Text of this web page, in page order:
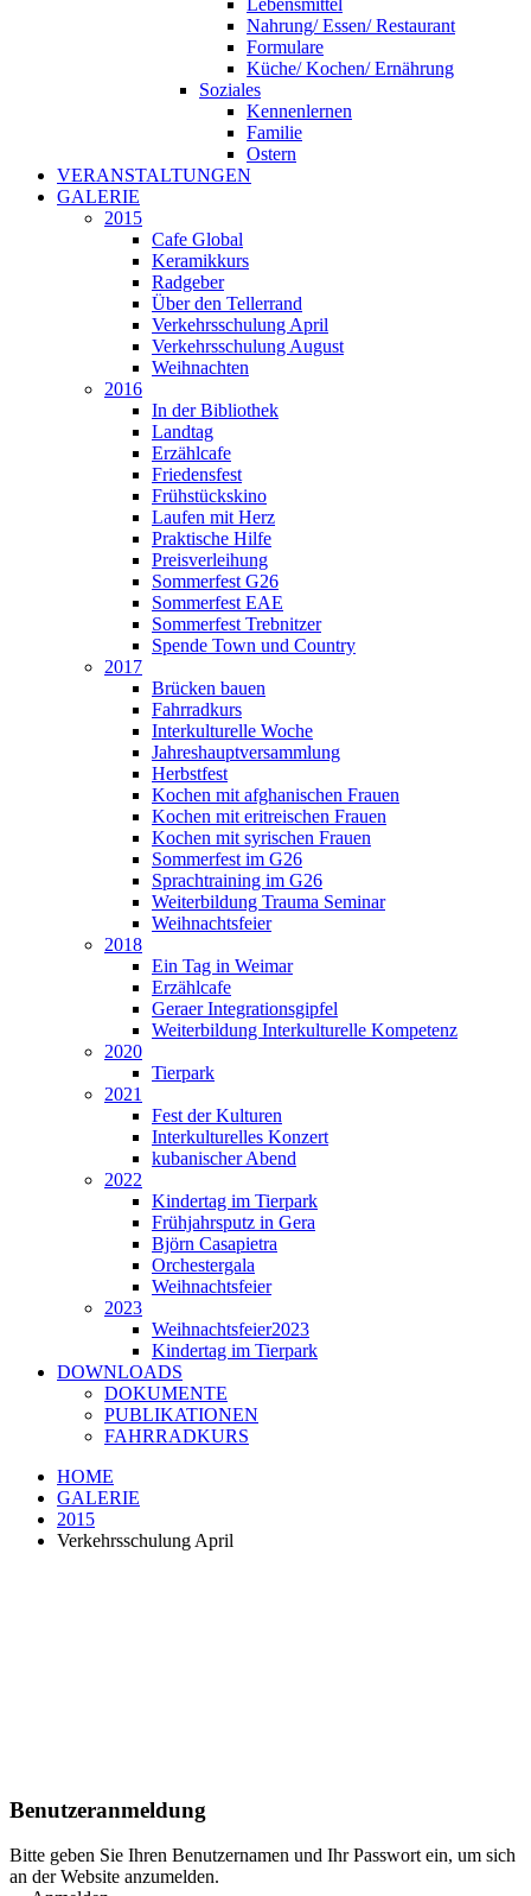
Lebensmittel
Nahrung/ Essen/ Restaurant
Formulare
Küche/ Kochen/ Ernährung
Soziales
Kennenlernen
Familie
Ostern
VERANSTALTUNGEN
GALERIE
2015
Cafe Global
Keramikkurs
Radgeber
Über den Tellerrand
Verkehrsschulung April
Verkehrsschulung August
Weihnachten
2016
In der Bibliothek
Landtag
Erzählcafe
Friedensfest
Frühstückskino
Laufen mit Herz
Praktische Hilfe
Preisverleihung
Sommerfest G26
Sommerfest EAE
Sommerfest Trebnitzer
Spende Town und Country
2017
Brücken bauen
Fahrradkurs
Interkulturelle Woche
Jahreshauptversammlung
Herbstfest
Kochen mit afghanischen Frauen
Kochen mit eritreischen Frauen
Kochen mit syrischen Frauen
Sommerfest im G26
Sprachtraining im G26
Weiterbildung Trauma Seminar
Weihnachtsfeier
2018
Ein Tag in Weimar
Erzählcafe
Geraer Integrationsgipfel
Weiterbildung Interkulturelle Kompetenz
2020
Tierpark
2021
Fest der Kulturen
Interkulturelles Konzert
kubanischer Abend
2022
Kindertag im Tierpark
Frühjahrsputz in Gera
Björn Casapietra
Orchestergala
Weihnachtsfeier
2023
Weihnachtsfeier2023
Kindertag im Tierpark
DOWNLOADS
DOKUMENTE
PUBLIKATIONEN
FAHRRADKURS
HOME
GALERIE
2015
Verkehrsschulung April
Benutzeranmeldung
Bitte geben Sie Ihren Benutzernamen und Ihr Passwort ein, um sich
an der Website anzumelden.